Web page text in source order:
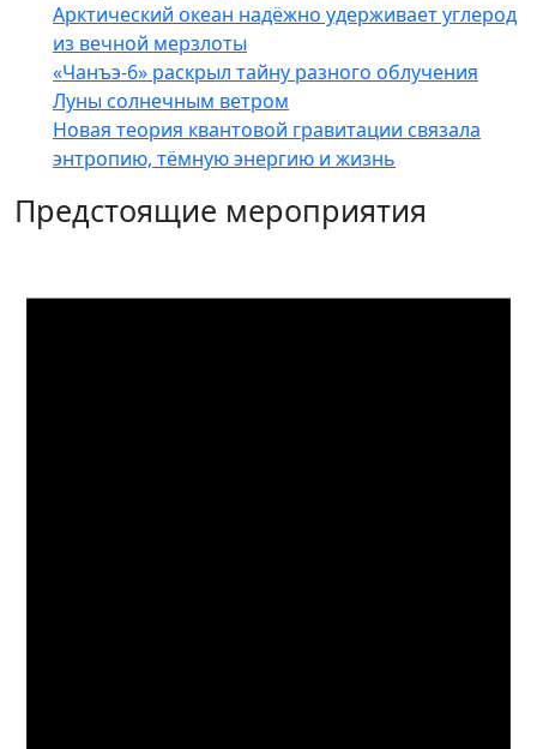
Арктический океан надёжно удерживает углерод
из вечной мерзлоты
«Чанъэ-6» раскрыл тайну разного облучения
Луны солнечным ветром
Новая теория квантовой гравитации связала
энтропию, тёмную энергию и жизнь
Предстоящие мероприятия